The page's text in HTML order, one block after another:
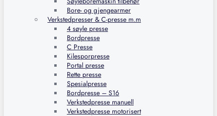
Bore- og gjengearmer
Verkstedpresser & C-presse m.m
4 søyle presse
Bordpresse
C Presse
Kilesporpresse
Portal presse
Rette presse
Spesialpresse
Bordpresse – S16
Verkstedpresse manuell
Verkstedpresse motorisert